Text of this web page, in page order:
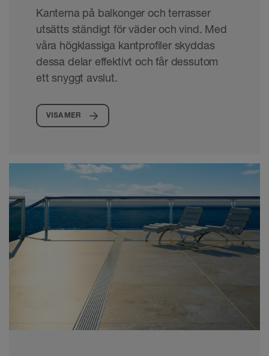
Kanterna på balkonger och terrasser
utsätts ständigt för väder och vind. Med
våra högklassiga kantprofiler skyddas
dessa delar effektivt och får dessutom
ett snyggt avslut.
VISA MER